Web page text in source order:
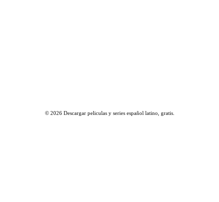
© 2026 Descargar peliculas y series español latino, gratis.